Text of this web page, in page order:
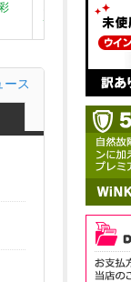
どんな瞬間も、私
る。気分を上げる
ース